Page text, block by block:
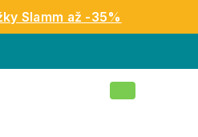
Slamm až -35%
Nákupní